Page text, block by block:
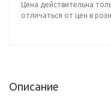
Цена действительна
отличаться от цен в
Описание